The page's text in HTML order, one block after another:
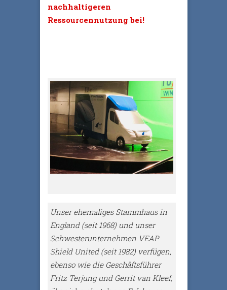
nachhaltigeren
Ressourcennutzung bei!
Unser ehemaliges Stammhaus in
England (seit 1968) und unser
Schwesterunternehmen VEAP
Shield United (seit 1982) verfügen,
ebenso wie die Geschäftsführer
Fritz Terjung und Gerrit van Kleef,